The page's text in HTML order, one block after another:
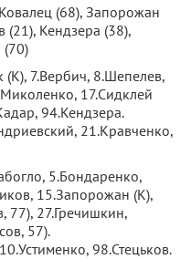
(68), Запорожан
Кендзера (38),
(70)
(К), 7.Вербич, 8.Шепелев,
17.Сидклей
94.Кендзера.
21.Кравченко,
5.Бондаренко,
15.Запорожан (К),
77), 27.Гречишкин,
57).
98.Стецьков.